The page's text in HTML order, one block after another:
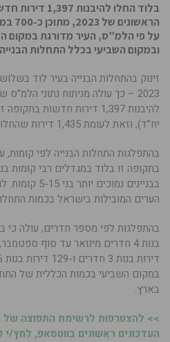
בלוד החלו
על פי הלמ”ס, העיר מדורגת במקום
ובמקום השביעי בכלל התחלות הבנייה
זינוק בהתחלות הבנייה בעיר לוד
2023 – כך עולה מניתוח נתוני
יח”ד), וזאת לעומת 1,435 דירות שהחלו להיבנות בה בשנת 2022 כולה.
בבניינים
הערים המובילות בישראל בכמות
במקום השביעי בכמות הכללית של
בארץ.
>> להצטרפות לרשימת התפוצה של
העדכונים ראשונים בווטסאפ, לחץ/י